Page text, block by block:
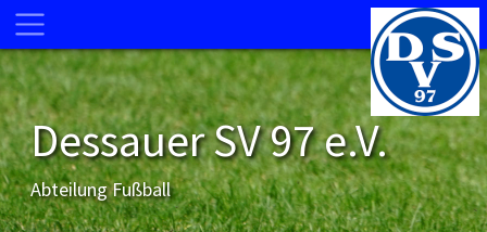
Dessauer SV 97 e.V.
Abteilung Fußball